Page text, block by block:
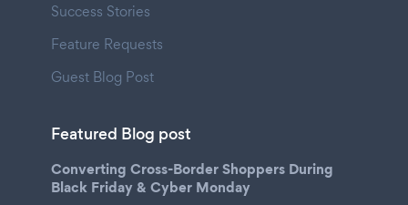
Success Stories
Feature Requests
Guest Blog Post
Featured Blog post
Converting Cross-Border Shoppers During
Black Friday & Cyber Monday